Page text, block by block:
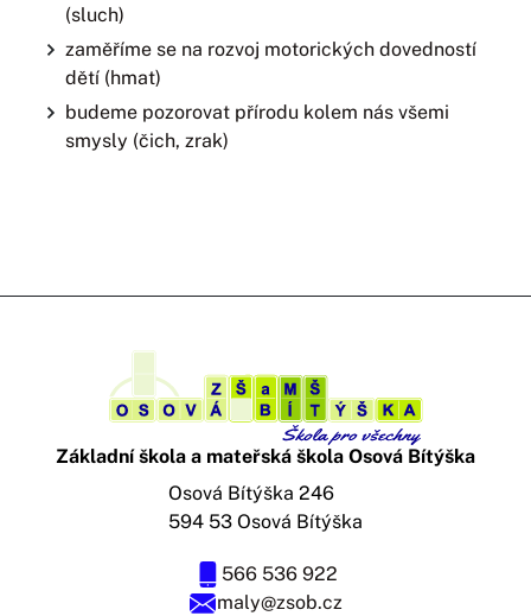
(sluch)
zaměříme se na rozvoj motorických dovedností
dětí (hmat)
budeme pozorovat přírodu kolem nás všemi
smysly (čich, zrak)
Základní škola a mateřská škola Osová Bítýška
maly@zsob.cz
566 536 922
Osová Bítýška 246
594 53 Osová Bítýška